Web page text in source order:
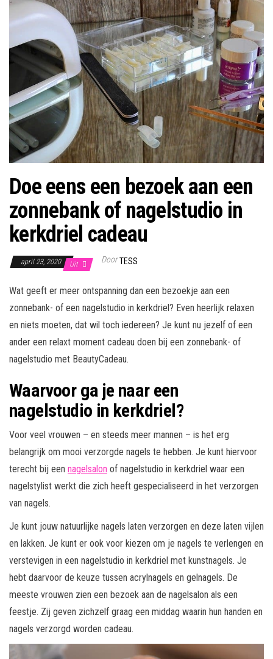
Doe eens een bezoek aan een
zonnebank of nagelstudio in
kerkdriel cadeau
april 23, 2020 Uit Door TESS
Wat geeft er meer ontspanning dan een bezoekje aan een
zonnebank- of een nagelstudio in kerkdriel? Even heerlijk relaxen
en niets moeten, dat wil toch iedereen? Je kunt nu jezelf of een
ander een relaxt moment cadeau doen bij een zonnebank- of
nagelstudio met BeautyCadeau.
Waarvoor ga je naar een
nagelstudio in kerkdriel?
Voor veel vrouwen – en steeds meer mannen – is het erg
belangrijk om mooi verzorgde nagels te hebben. Je kunt hiervoor
terecht bij een nagelsalon of nagelstudio in kerkdriel waar een
nagelstylist werkt die zich heeft gespecialiseerd in het verzorgen
van nagels.
Je kunt jouw natuurlijke nagels laten verzorgen en deze laten vijlen
en lakken. Je kunt er ook voor kiezen om je nagels te verlengen en
verstevigen in een nagelstudio in kerkdriel met kunstnagels. Je
hebt daarvoor de keuze tussen acrylnagels en gelnagels. De
meeste vrouwen zien een bezoek aan de nagelsalon als een
feestje. Zij geven zichzelf graag een middag waarin hun handen en
nagels verzorgd worden cadeau.